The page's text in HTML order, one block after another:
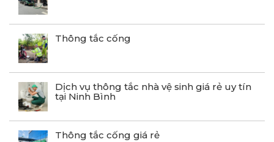
Thông tắc cống
Dịch vụ thông tắc nhà vệ sinh giá rẻ uy tín
tại Ninh Bình
Thông tắc cống giá rẻ